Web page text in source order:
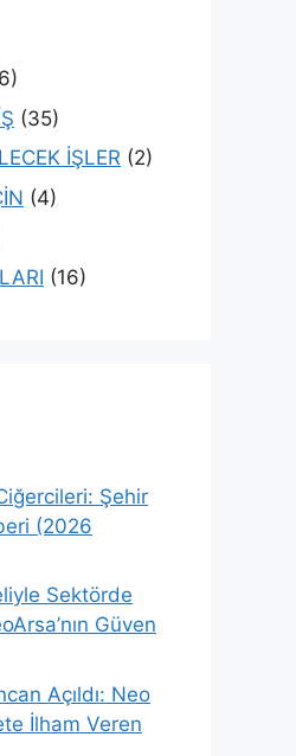
(35)
İŞLER (2)
(4)
(16)
Şehir
(2026
Sektörde
Güven
Açıldı: Neo
İlham Veren